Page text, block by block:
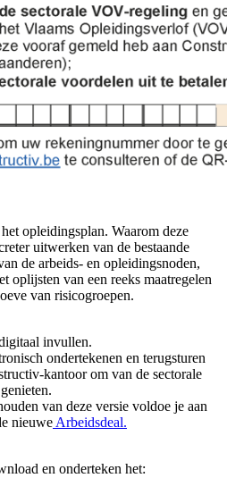
opleidingsplan. Waarom deze
uitwerken van de bestaande
de arbeids- en opleidingsnoden,
oplijsten van een reeks maatregelen
van risicogroepen.
invullen.
ondertekenen en terugsturen
kantoor om van de sectorale
van deze versie voldoe je aan
nieuwe Arbeidsdeal.
en onderteken het: